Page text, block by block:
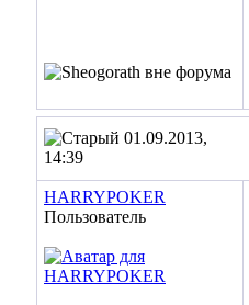
01.09.2013,
14:39
HARRYPOKER
Пользователь